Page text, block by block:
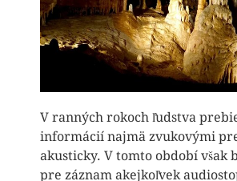
V ranných rokoch ľudstva
informácií najmä zvukovými
akusticky. V tomto období však
pre záznam akejkoľvek